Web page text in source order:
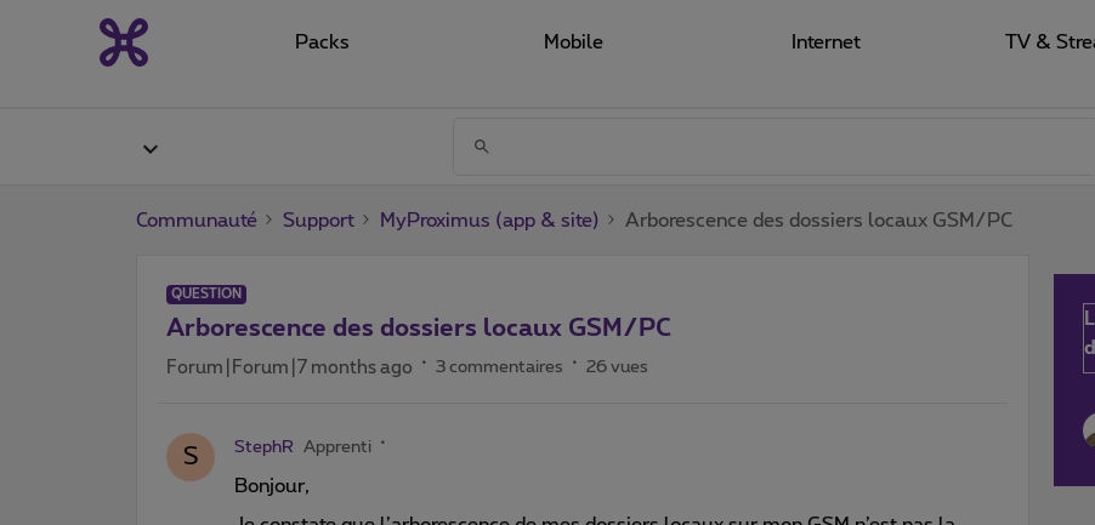
Packs Mobile Internet TV &
Communauté Support MyProximus (app & site) Arborescence des dossiers locaux GSM/PC
QUESTION
Arborescence des dossiers locaux GSM/PC
Forum|Forum|7 months ago 3 commentaires 26 vues
S StephR Apprenti
Bonjour,